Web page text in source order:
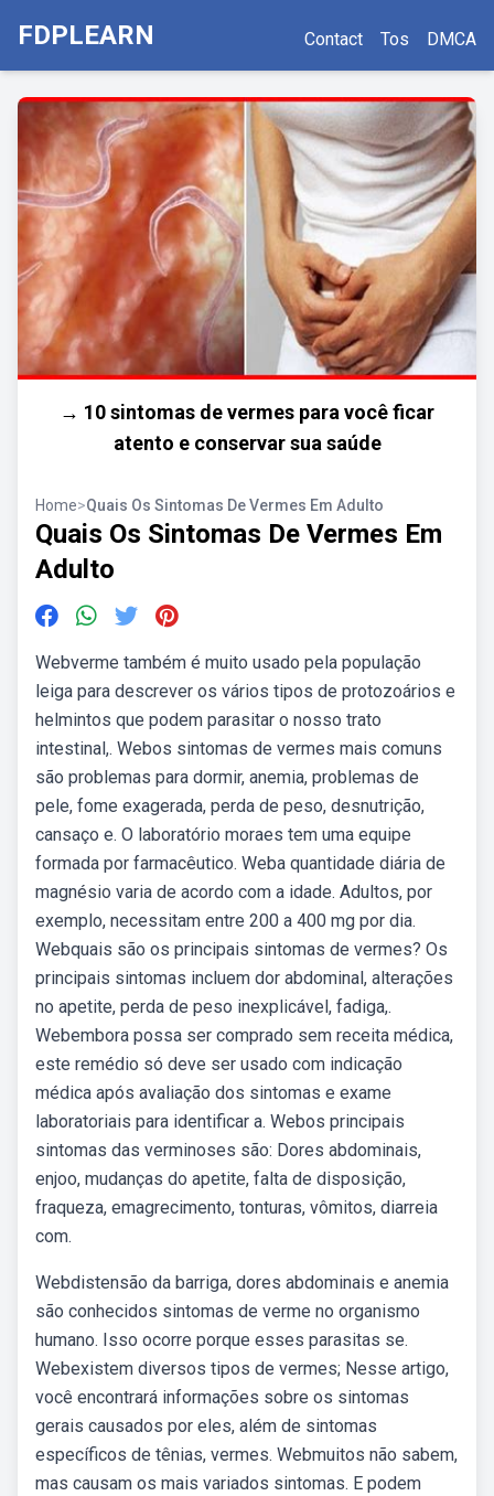
FDPLEARN Contact Tos DMCA
→ 10 sintomas de vermes para você ficar
atento e conservar sua saúde
Home>Quais Os Sintomas De Vermes Em Adulto
Quais Os Sintomas De Vermes Em
Adulto
Webverme também é muito usado pela população
leiga para descrever os vários tipos de protozoários e
helmintos que podem parasitar o nosso trato
intestinal,. Webos sintomas de vermes mais comuns
são problemas para dormir, anemia, problemas de
pele, fome exagerada, perda de peso, desnutrição,
cansaço e. O laboratório moraes tem uma equipe
formada por farmacêutico. Weba quantidade diária de
magnésio varia de acordo com a idade. Adultos, por
exemplo, necessitam entre 200 a 400 mg por dia.
Webquais são os principais sintomas de vermes? Os
principais sintomas incluem dor abdominal, alterações
no apetite, perda de peso inexplicável, fadiga,.
Webembora possa ser comprado sem receita médica,
este remédio só deve ser usado com indicação
médica após avaliação dos sintomas e exame
laboratoriais para identificar a. Webos principais
sintomas das verminoses são: Dores abdominais,
enjoo, mudanças do apetite, falta de disposição,
fraqueza, emagrecimento, tonturas, vômitos, diarreia
com.
Webdistensão da barriga, dores abdominais e anemia
são conhecidos sintomas de verme no organismo
humano. Isso ocorre porque esses parasitas se.
Webexistem diversos tipos de vermes; Nesse artigo,
você encontrará informações sobre os sintomas
gerais causados por eles, além de sintomas
específicos de tênias, vermes. Webmuitos não sabem,
mas causam os mais variados sintomas. E podem